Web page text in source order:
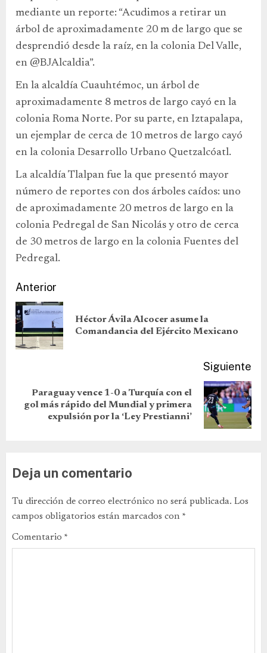
mediante un reporte: “Acudimos a retirar un
árbol de aproximadamente 20 m de largo que se
desprendió desde la raíz, en la colonia Del Valle,
en @BJAlcaldia”.
En la alcaldía Cuauhtémoc, un árbol de
aproximadamente 8 metros de largo cayó en la
colonia Roma Norte. Por su parte, en Iztapalapa,
un ejemplar de cerca de 10 metros de largo cayó
en la colonia Desarrollo Urbano Quetzalcóatl.
La alcaldía Tlalpan fue la que presentó mayor
número de reportes con dos árboles caídos: uno
de aproximadamente 20 metros de largo en la
colonia Pedregal de San Nicolás y otro de cerca
de 30 metros de largo en la colonia Fuentes del
Pedregal.
Anterior
Héctor Ávila Alcocer asume la
Comandancia del Ejército Mexicano
Siguiente
Paraguay vence 1-0 a Turquía con el
gol más rápido del Mundial y primera
expulsión por la ‘Ley Prestianni’
Deja un comentario
Tu dirección de correo electrónico no será publicada. Los
campos obligatorios están marcados con *
Comentario *